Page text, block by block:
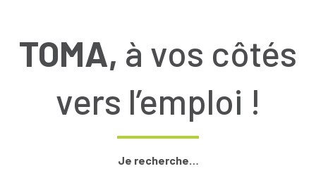
TOMA, à vos côtés
vers l’emploi !
Je recherche…